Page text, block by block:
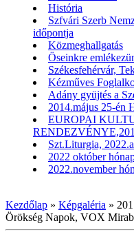
História
Szfvári Szerb
időpontja
Közmeghallgatás
Öseinkre
Székesfehérvár,
Kézműves
Adány gyüjtés a
2014.május 25-én
EUROPAI
Szt.Liturgia,
2022 október
2022.november
Kezdőlap » Képgaléria »
Örökség Napok, VOX